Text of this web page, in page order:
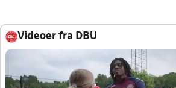
Videoer fra DBU